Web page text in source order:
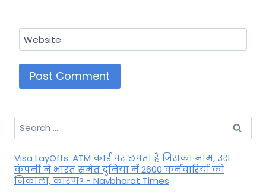
Website
Search
for:
Visa LayOffs: ATM कार्ड पर छपता है जिसका नाम, उस
कंपनी ने भारत समेत दुनिया में 2600 कर्मचारियों को
निकाला, कारण? - Navbharat Times